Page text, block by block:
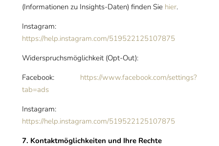
(Informationen zu Insights-Daten) finden Sie hier.
Instagram:
https://help.instagram.com/519522125107875
Widerspruchsmöglichkeit (Opt-Out):
Facebook: https://www.facebook.com/settings?
tab=ads
Instagram:
https://help.instagram.com/519522125107875
7. Kontaktmöglichkeiten und Ihre Rechte